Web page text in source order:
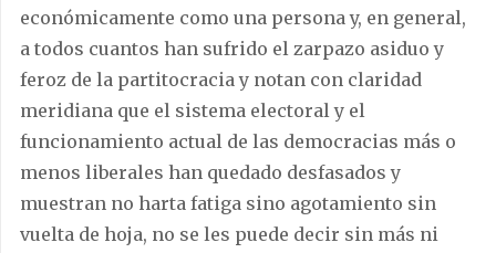
económicamente como una persona y, en general,
a todos cuantos han sufrido el zarpazo asiduo y
feroz de la partitocracia y notan con claridad
meridiana que el sistema electoral y el
funcionamiento actual de las democracias más o
menos liberales han quedado desfasados y
muestran no harta fatiga sino agotamiento sin
vuelta de hoja, no se les puede decir sin más ni